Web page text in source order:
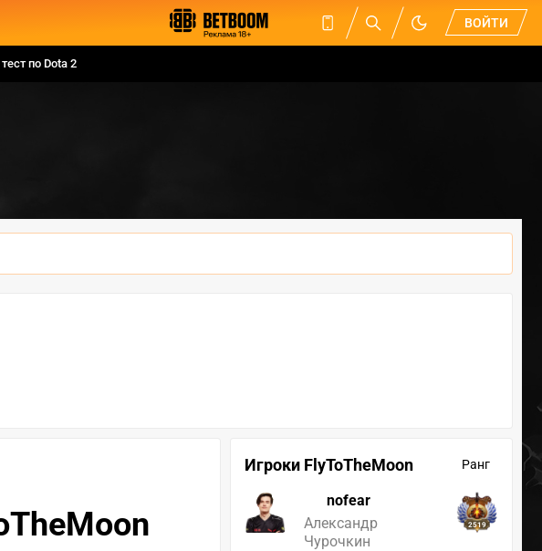
ВОЙТИ
по Dota 2
Игроки FlyToTheMoon Ранг
nofear
Александр
Чурочкин
2519